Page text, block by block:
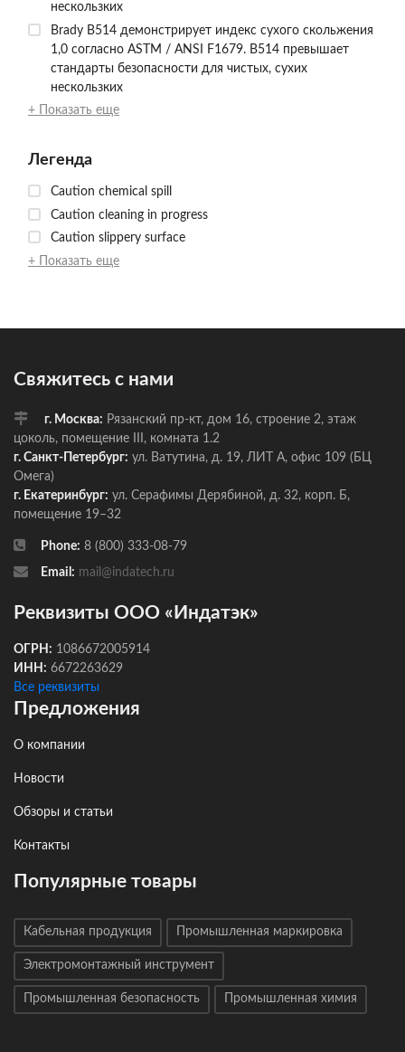
нескользких
Brady B514 демонстрирует индекс сухого скольжения
1,0 согласно ASTM / ANSI F1679. B514 превышает
стандарты безопасности для чистых, сухих
нескользких
+ Показать еще
Легенда
Caution chemical spill
Caution cleaning in progress
Caution slippery surface
+ Показать еще
Свяжитесь с нами
г. Москва: Рязанский пр-кт, дом 16, строение 2, этаж
цоколь, помещение III, комната 1.2
г. Санкт-Петербург: ул. Ватутина, д. 19, ЛИТ А, офис 109 (БЦ
Омега)
г. Екатеринбург: ул. Серафимы Дерябиной, д. 32, корп. Б,
помещение 19–32
Phone: 8 (800) 333-08-79
Email: mail@indatech.ru
Реквизиты ООО «Индатэк»
ОГРН: 1086672005914
ИНН: 6672263629
Все реквизиты
Предложения
О компании
Новости
Обзоры и статьи
Контакты
Популярные товары
Кабельная продукция Промышленная маркировка
Электромонтажный инструмент
Промышленная безопасность Промышленная химия